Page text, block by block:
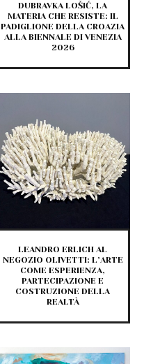
DUBRAVKA LOŠIĆ, LA
MATERIA CHE RESISTE: IL
PADIGLIONE DELLA CROAZIA
ALLA BIENNALE DI VENEZIA
2026
LEANDRO ERLICH AL
NEGOZIO OLIVETTI: L’ARTE
COME ESPERIENZA,
PARTECIPAZIONE E
COSTRUZIONE DELLA
REALTÀ